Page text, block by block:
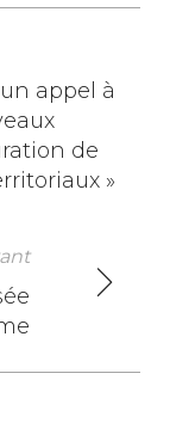
appel à
de
»